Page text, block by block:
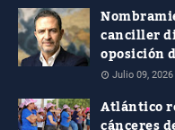
canciller
oposición
Julio 09, 2026
Atlántico